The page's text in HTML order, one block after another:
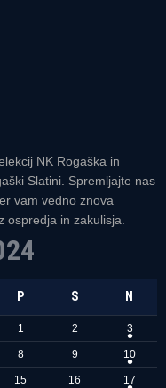
NK Rogaška in
Slatini. Spremljajte nas
vam vedno znova
ospredja in zakulisja.
P S N
1 2 3
8 9 10
15 16 17